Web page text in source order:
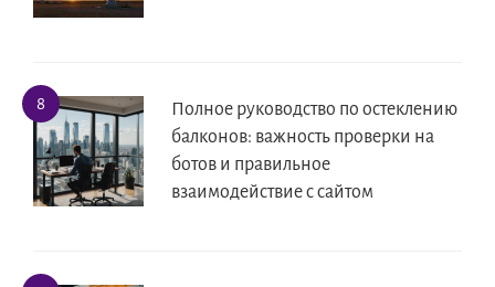
Полное руководство по остеклению
балконов: важность проверки на
ботов и правильное
взаимодействие с сайтом